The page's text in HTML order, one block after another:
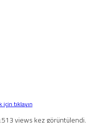
tıklayın
views kez görüntülendi.